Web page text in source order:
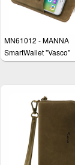
MN61012 - MANNA
SmartWallet "Vasco"